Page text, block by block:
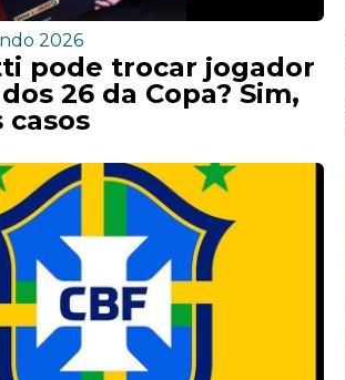
2026
pode trocar jogador
26 da Copa? Sim,
casos